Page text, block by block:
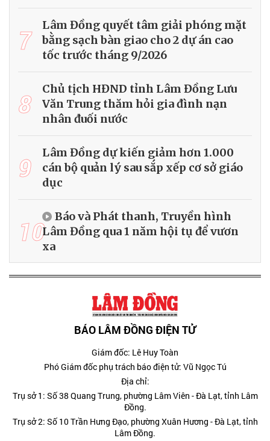
7
Lâm Đồng quyết tâm giải phóng mặt
bằng sạch bàn giao cho 2 dự án cao
tốc trước tháng 9/2026
8
Chủ tịch HĐND tỉnh Lâm Đồng Lưu
Văn Trung thăm hỏi gia đình nạn
nhân đuối nước
9
Lâm Đồng dự kiến giảm hơn 1.000
cán bộ quản lý sau sắp xếp cơ sở giáo
dục
10
Báo và Phát thanh, Truyền hình
Lâm Đồng qua 1 năm hội tụ để vươn
xa
BÁO LÂM ĐỒNG ĐIỆN TỬ
Giám đốc: Lê Huy Toàn
Phó Giám đốc phụ trách báo điện tử: Vũ Ngọc Tú
Địa chỉ:
Trụ sở 1: Số 38 Quang Trung, phường Lâm Viên - Đà Lạt, tỉnh Lâm
Đồng.
Trụ sở 2: Số 10 Trần Hưng Đạo, phường Xuân Hương - Đà Lạt, tỉnh
Lâm Đồng.